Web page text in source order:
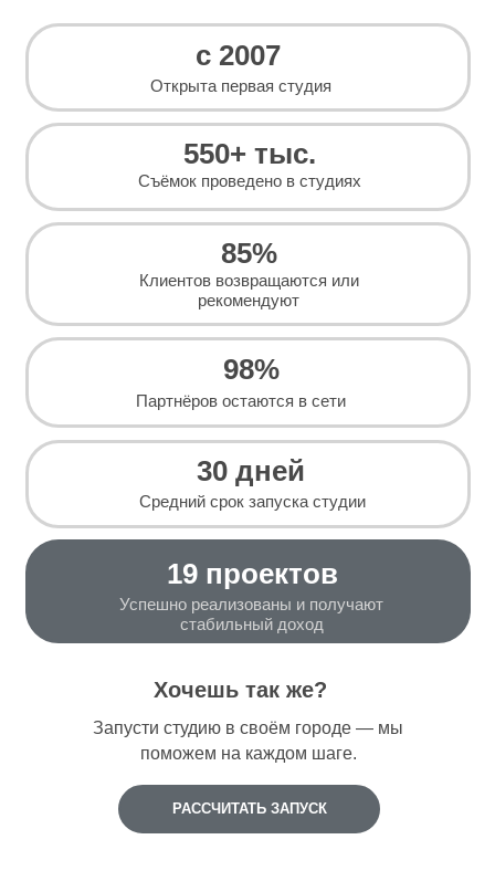
19 проектов
Успешно реализованы и получают
стабильный доход
30 дней
Средний срок запуска студии
85%
Клиентов возвращаются или
рекомендуют
550+ тыс.
Съёмок проведено в студиях
98%
Партнёров остаются в сети
с 2007
Открыта первая студия
Хочешь так же?
Запусти студию в своём городе — мы
поможем на каждом шаге.
РАССЧИТАТЬ ЗАПУСК